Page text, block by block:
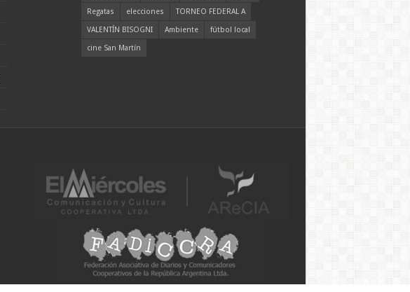
Regatas
elecciones
TORNEO FEDERAL A
VALENTÍN BISOGNI
Ambiente
fútbol local
cine San Martín